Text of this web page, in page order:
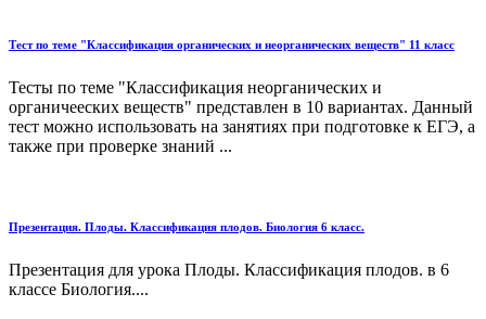
Тест по теме "Классификация органических и неорганических веществ" 11 класс
Тесты по теме "Классификация неорганических и
органичееских веществ" представлен в 10 вариантах. Данный
тест можно использовать на занятиях при подготовке к ЕГЭ, а
также при проверке знаний ...
Презентация. Плоды. Классификация плодов. Биология 6 класс.
Презентация для урока Плоды. Классификация плодов. в 6
классе Биология....